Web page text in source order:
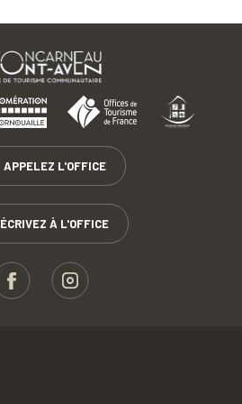
APPELEZ L'OFFICE
ÉCRIVEZ À L'OFFICE